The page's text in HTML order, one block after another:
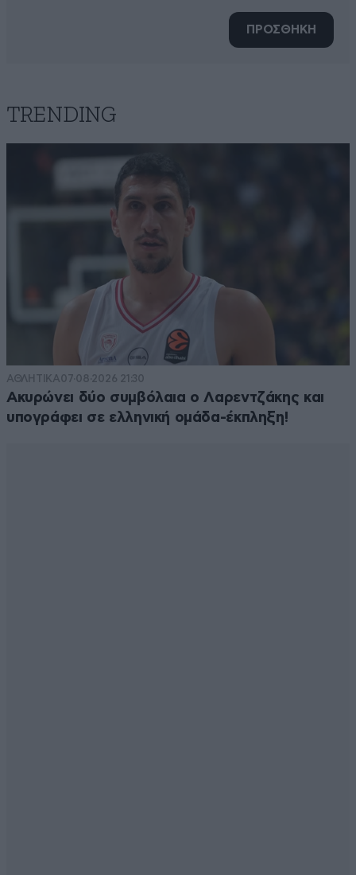
ΠΡΟΣΘΗΚΗ
TRENDING
ΑΘΛΗΤΙΚΑ07·08·2026 21:30
Ακυρώνει δύο συμβόλαια ο Λαρεντζάκης και
υπογράφει σε ελληνική ομάδα-έκπληξη!